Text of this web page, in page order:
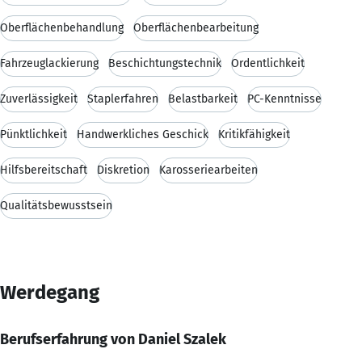
Oberflächenbehandlung Oberflächenbearbeitung
Fahrzeuglackierung Beschichtungstechnik Ordentlichkeit
Zuverlässigkeit Staplerfahren Belastbarkeit PC-Kenntnisse
Pünktlichkeit Handwerkliches Geschick Kritikfähigkeit
Hilfsbereitschaft Diskretion Karosseriearbeiten
Qualitätsbewusstsein
Werdegang
Berufserfahrung von Daniel Szalek